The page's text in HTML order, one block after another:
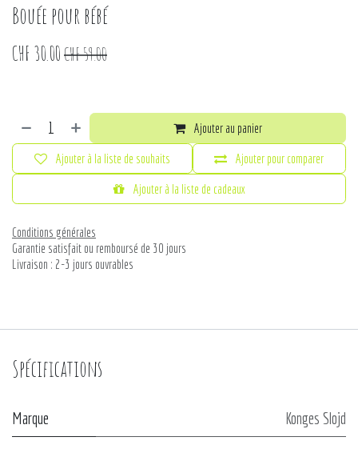
Bouée pour bébé
CHF 30.00CHF59.00
Ajouter au panier
Ajouter pour comparer
Ajouter à la liste de cadeaux
Ajouter à la liste de souhaits
Conditions générales
Garantie satisfait ou remboursé de 30 jours
Livraison : 2-3 jours ouvrables
Spécifications
Marque Konges Slojd